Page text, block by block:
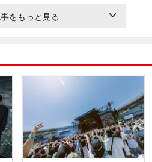
をもっと見る